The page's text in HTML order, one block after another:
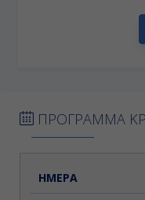
ΠΡΟΓΡΑΜΜΑ
ΗΜΕΡΑ